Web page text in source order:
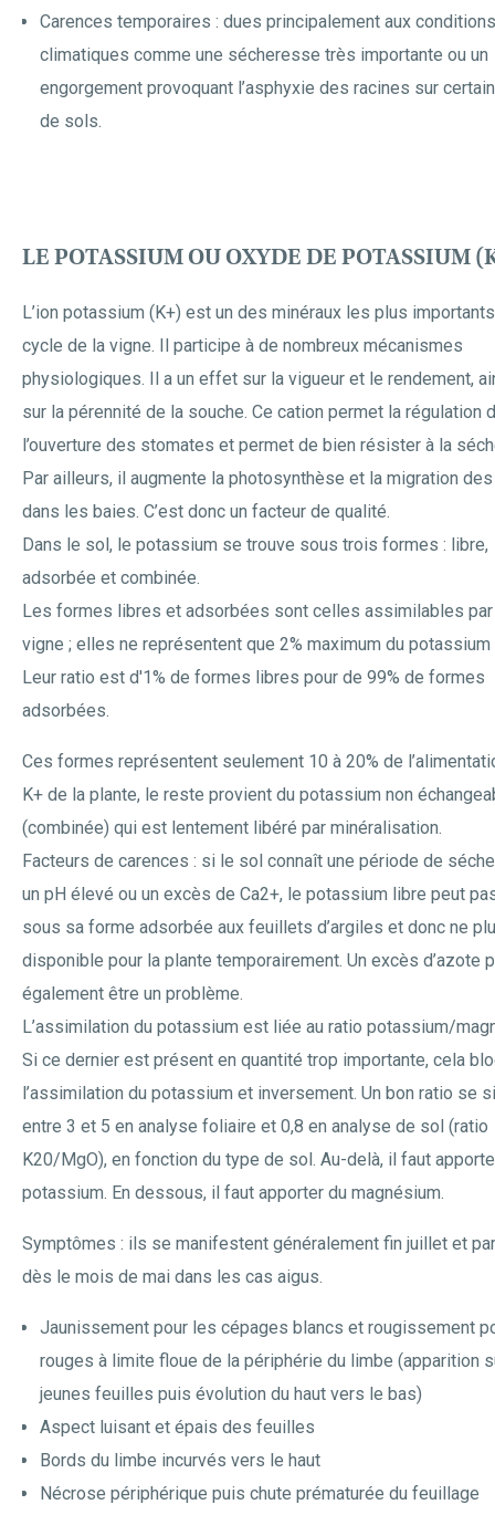
Carences temporaires : dues principalement aux conditions
climatiques comme une sécheresse très importante ou un
engorgement provoquant l’asphyxie des racines sur
de sols.
LE POTASSIUM OU OXYDE DE POTASSIUM
L’ion potassium (K+) est un des minéraux les plus
cycle de la vigne. Il participe à de nombreux mécanismes
physiologiques. Il a un effet sur la vigueur et le rendement,
sur la pérennité de la souche. Ce cation permet la régulation
l’ouverture des stomates et permet de bien résister à la
Par ailleurs, il augmente la photosynthèse et la migration
dans les baies. C’est donc un facteur de qualité.
Dans le sol, le potassium se trouve sous trois formes : libre,
adsorbée et combinée.
Les formes libres et adsorbées sont celles assimilables
vigne ; elles ne représentent que 2% maximum du potassium
Leur ratio est d'1% de formes libres pour de 99% de formes
adsorbées.
Ces formes représentent seulement 10 à 20% de
K+ de la plante, le reste provient du potassium non
(combinée) qui est lentement libéré par minéralisation.
Facteurs de carences : si le sol connaît une période de
un pH élevé ou un excès de Ca2+, le potassium libre peut
sous sa forme adsorbée aux feuillets d’argiles et donc ne
disponible pour la plante temporairement. Un excès d’azote
également être un problème.
L’assimilation du potassium est liée au ratio potassium/
Si ce dernier est présent en quantité trop importante, cela
l’assimilation du potassium et inversement. Un bon ratio se
entre 3 et 5 en analyse foliaire et 0,8 en analyse de sol (ratio
K20/MgO), en fonction du type de sol. Au-delà, il faut
potassium. En dessous, il faut apporter du magnésium.
Symptômes : ils se manifestent généralement fin juillet et
dès le mois de mai dans les cas aigus.
Jaunissement pour les cépages blancs et rougissement
rouges à limite floue de la périphérie du limbe (apparition
jeunes feuilles puis évolution du haut vers le bas)
Aspect luisant et épais des feuilles
Bords du limbe incurvés vers le haut
Nécrose périphérique puis chute prématurée du feuillage